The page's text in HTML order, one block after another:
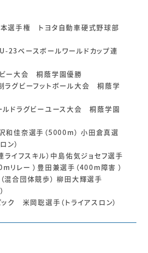
選手権 トヨタ自動車硬式野球部
23ベースボールワールドカップ連
ー大会 桐蔭学園優勝
ラグビーフットボール大会 桐蔭学
ルドラグビーユース大会 桐蔭学園
佳奈選手（5000m） 小田倉真選
ン）
ライフスキル）中島佑気ジョセフ選手
リレー ）豊田兼選手（400m障害 ）
混合団体競歩） 柳田大輝選手
ック 米岡聡選手（トライアスロン）